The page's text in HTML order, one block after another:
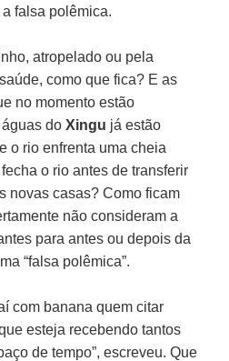
falsa polêmica.
atropelado ou pela
como que fica? E as
no momento estão
águas doXingu já estão
o rio enfrenta uma cheia
o rio antes de transferir
novas casas? Como ficam
não consideram a
para antes ou depois da
“falsa polêmica”.
com banana quem citar
esteja recebendo tantos
de tempo”, escreveu. Que